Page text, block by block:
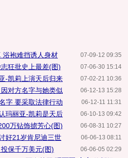
07-09-12 09:35
浴袍难挡诱人身材
07-06-30 15:14
狂批史上最差(图)
07-02-21 10:36
-凯莉上演天后归来
06-12-13 15:28
对方名字与她类似
06-12-11 11:31
字 要采取法律行动
06-10-13 09:42
玛丽亚-凯莉是天后
06-08-31 10:27
万钻饰掳芳心(图)
06-06-13 08:11
好21岁肯尼迪三世
06-06-05 02:29
保千万美元(图)